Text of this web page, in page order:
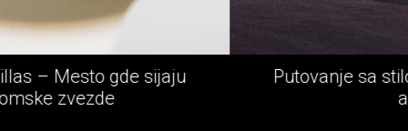
Putovanje sa stilom - Rolls-Royce epska